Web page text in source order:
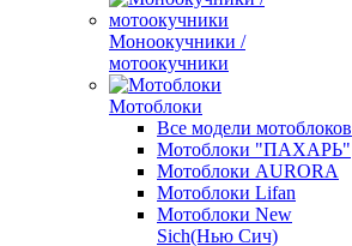
Моноокучники /
мотоокучники
Мотоблоки
Все модели мотоблоков
Мотоблоки "ПАХАРЬ"
Мотоблоки AURORA
Мотоблоки Lifan
Мотоблоки New
Sich(Нью Сич)